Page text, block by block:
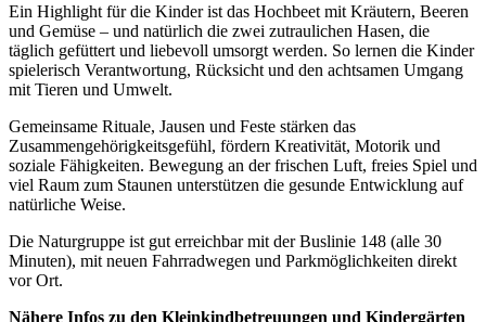
Ein Highlight für die Kinder ist das Hochbeet mit Kräutern, Beeren
und Gemüse – und natürlich die zwei zutraulichen Hasen, die
täglich gefüttert und liebevoll umsorgt werden. So lernen die Kinder
spielerisch Verantwortung, Rücksicht und den achtsamen Umgang
mit Tieren und Umwelt.
Gemeinsame Rituale, Jausen und Feste stärken das
Zusammengehörigkeitsgefühl, fördern Kreativität, Motorik und
soziale Fähigkeiten. Bewegung an der frischen Luft, freies Spiel und
viel Raum zum Staunen unterstützen die gesunde Entwicklung auf
natürliche Weise.
Die Naturgruppe ist gut erreichbar mit der Buslinie 148 (alle 30
Minuten), mit neuen Fahrradwegen und Parkmöglichkeiten direkt
vor Ort.
Nähere Infos zu den Kleinkindbetreuungen und Kindergärten